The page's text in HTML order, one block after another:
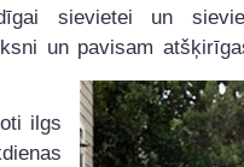
sievietei un
un pavisam
ilgs